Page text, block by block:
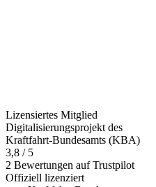
Lizensiertes Mitglied
Digitalisierungsprojekt des
Kraftfahrt-Bundesamts (KBA)
3,8 / 5
2 Bewertungen auf Trustpilot
Offiziell lizenziert